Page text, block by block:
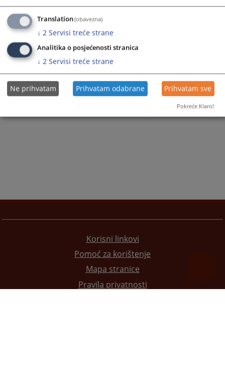
Korisni linkovi
Pomoć za korištenje
Mapa stranice
Pravila privatnosti
Translation(obavezna)
↓ 2 Servisi treće strane
Analitika o posjećenosti stranica
↓ 2 Servisi treće strane
Ne prihvatam Prihvatam odabrane Prihvatam sve
Pokreće Klaro!